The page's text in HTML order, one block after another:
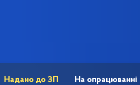
Надано до ЗП На опрацюванні